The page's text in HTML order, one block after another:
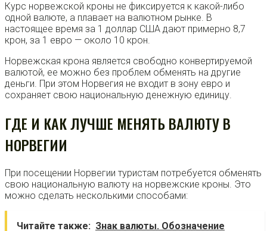
Курс норвежской кроны не фиксируется к какой-либо
одной валюте, а плавает на валютном рынке. В
настоящее время за 1 доллар США дают примерно 8,7
крон, за 1 евро — около 10 крон.
Норвежская крона является свободно конвертируемой
валютой, ее можно без проблем обменять на другие
деньги. При этом Норвегия не входит в зону евро и
сохраняет свою национальную денежную единицу.
ГДЕ И КАК ЛУЧШЕ МЕНЯТЬ ВАЛЮТУ В
НОРВЕГИИ
При посещении Норвегии туристам потребуется обменять
свою национальную валюту на норвежские кроны. Это
можно сделать несколькими способами:
Читайте также: Знак валюты. Обозначение